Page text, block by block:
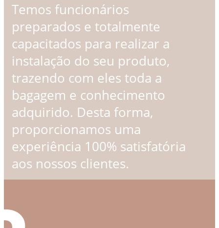
Temos funcionários
preparados e totalmente
capacitados para realizar a
instalação do seu produto,
trazendo com eles toda a
bagagem e conhecimento
adquirido. Desta forma,
proporcionamos uma
experiência 100% satisfatória
aos nossos clientes.